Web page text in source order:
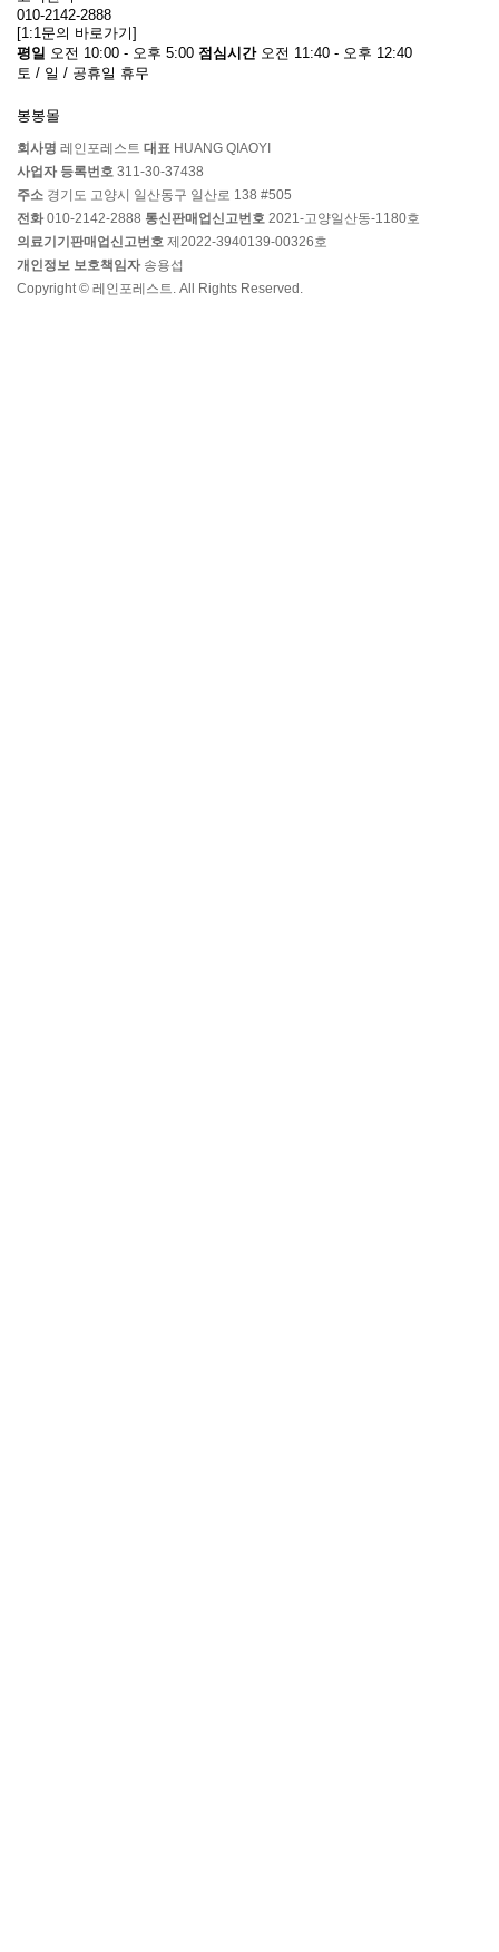
010-2142-2888
[1:1문의 바로가기]
평일 오전 10:00 - 오후 5:00 점심시간오전 11:40 - 오후 12:40
토 / 일 / 공휴일 휴무
봉봉몰
회사명 레인포레스트 대표 HUANG QIAOYI
사업자 등록번호 311-30-37438
주소 경기도 고양시 일산동구 일산로 138 #505
전화 010-2142-2888 통신판매업신고번호 2021-고양일산동-1180호
의료기기판매업신고번호 제2022-3940139-00326호
개인정보 보호책임자 송용섭
Copyright © 레인포레스트. All Rights Reserved.